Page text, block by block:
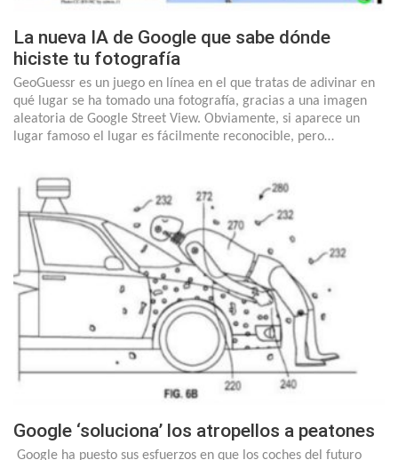
La nueva IA de Google que sabe dónde
hiciste tu fotografía
GeoGuessr es un juego en línea en el que tratas de adivinar en
qué lugar se ha tomado una fotografía, gracias a una imagen
aleatoria de Google Street View. Obviamente, si aparece un
lugar famoso el lugar es fácilmente reconocible, pero…
Google ‘soluciona’ los atropellos a peatones
Google ha puesto sus esfuerzos en que los coches del futuro